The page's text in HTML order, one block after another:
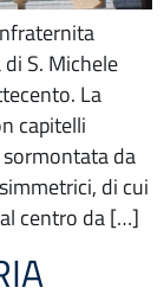
S. Michele
La
capitelli
da
di cui
centro da […]